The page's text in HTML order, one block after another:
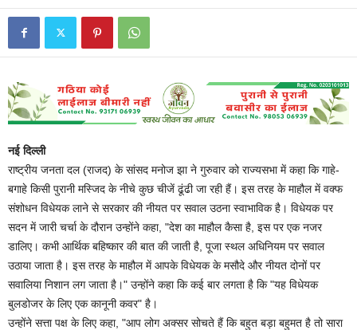
नई दिल्ली
राष्ट्रीय जनता दल (राजद) के सांसद मनोज झा ने गुरुवार को राज्यसभा में कहा कि गाहे-
बगाहे किसी पुरानी मस्जिद के नीचे कुछ चीजें ढूंढी जा रही हैं। इस तरह के माहौल में वक्फ
संशोधन विधेयक लाने से सरकार की नीयत पर सवाल उठना स्वाभाविक है। विधेयक पर
सदन में जारी चर्चा के दौरान उन्होंने कहा, "देश का माहौल कैसा है, इस पर एक नजर
डालिए। कभी आर्थिक बहिष्कार की बात की जाती है, पूजा स्थल अधिनियम पर सवाल
उठाया जाता है। इस तरह के माहौल में आपके विधेयक के मसौदे और नीयत दोनों पर
सवालिया निशान लग जाता है।" उन्होंने कहा कि कई बार लगता है कि "यह विधेयक
बुलडोजर के लिए एक कानूनी कवर" है।
उन्होंने सत्ता पक्ष के लिए कहा, "आप लोग अक्सर सोचते हैं कि बहुत बड़ा बहुमत है तो सारा